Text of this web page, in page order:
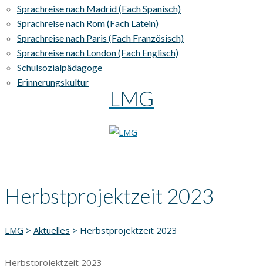
Sprachreise nach Madrid (Fach Spanisch)
Sprachreise nach Rom (Fach Latein)
Sprachreise nach Paris (Fach Französisch)
Sprachreise nach London (Fach Englisch)
Schulsozialpädagoge
Erinnerungskultur
LMG
Herbstprojektzeit 2023
LMG > Aktuelles > Herbstprojektzeit 2023
Herbstprojektzeit 2023